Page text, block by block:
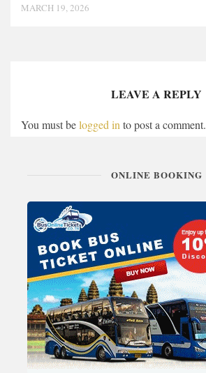
MARCH 19, 2026
LEAVE A REPLY
You must belogged in to post a comment.
ONLINE BOOKING